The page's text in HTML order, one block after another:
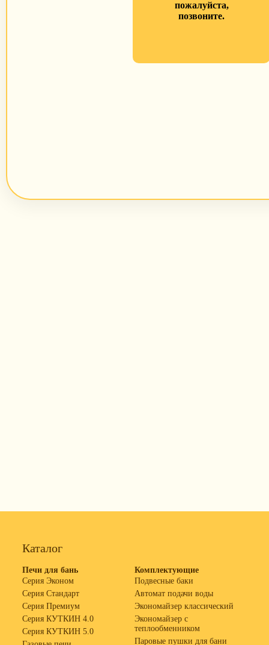
пожалуйста,
позвоните.
Каталог
Печи для бань
Серия Эконом
Серия Стандарт
Серия Премиум
Серия КУТКИН 4.0
Серия КУТКИН 5.0
Комплектующие
Подвесные баки
Автомат подачи воды
Экономайзер классический
Экономайзер с
теплообменником
Паровые пушки для бани